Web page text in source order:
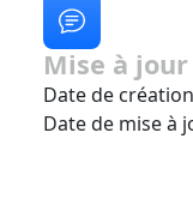
Mise à
Date de
Date de mise à